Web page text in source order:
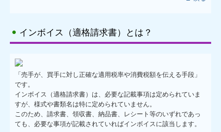
インボイス（適格請求書）とは？
「売手が、買手に対し正確な適用税率や消費税額を伝える手段」
です。
インボイス（適格請求書）は、必要な記載事項は定められていま
すが、様式や書類名は特に定められていません。
このため、請求書、領収書、納品書、レシート等のいずれであっ
ても、必要な事項が記載されていればインボイスに該当します。